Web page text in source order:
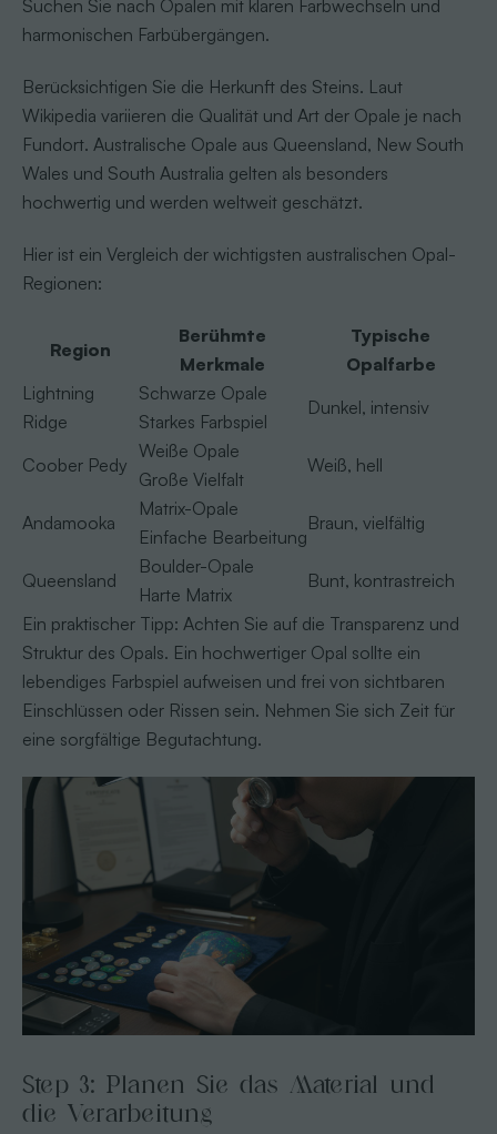
Suchen Sie nach Opalen mit klaren Farbwechseln und
harmonischen Farbübergängen.
Berücksichtigen Sie die Herkunft des Steins. Laut
Wikipedia variieren die Qualität und Art der Opale je nach
Fundort. Australische Opale aus Queensland, New South
Wales und South Australia gelten als besonders
hochwertig und werden weltweit geschätzt.
Hier ist ein Vergleich der wichtigsten australischen Opal-
Regionen:
Region
Berühmte
Merkmale
Typische
Opalfarbe
Lightning
Ridge
Schwarze Opale
Starkes Farbspiel
Dunkel, intensiv
Coober Pedy
Weiße Opale
Große Vielfalt
Weiß, hell
Andamooka
Matrix-Opale
Einfache Bearbeitung
Braun, vielfältig
Queensland
Boulder-Opale
Harte Matrix
Bunt, kontrastreich
Ein praktischer Tipp: Achten Sie auf die Transparenz und
Struktur des Opals. Ein hochwertiger Opal sollte ein
lebendiges Farbspiel aufweisen und frei von sichtbaren
Einschlüssen oder Rissen sein. Nehmen Sie sich Zeit für
eine sorgfältige Begutachtung.
Step 3: Planen Sie das Material und
die Verarbeitung